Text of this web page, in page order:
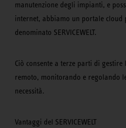
manutenzione degli impianti, e
internet, abbiamo un portale cloud
denominato SERVICEWELT.
Ciò consente a terze parti di
remoto, monitorando e regolando
necessità.
Vantaggi del SERVICEWELT